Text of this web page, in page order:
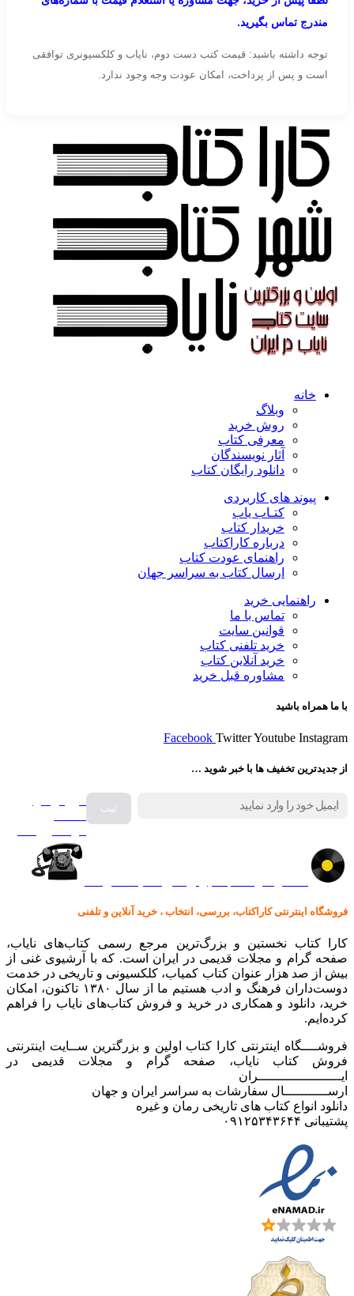
مندرج تماس بگیرید.
توجه داشته باشید: قیمت کتب دست دوم، نایاب و کلکسیونری توافقی
است و پس از پرداخت، امکان عودت وجه وجود ندارد.
خانه
وبلاگ
روش خرید
معرفی کتاب
آثار نویسندگان
دانلود رایگان کتاب
پیوند های کاربردی
کتـاب یاب
خریدار کتاب
درباره کاراکتاب
راهنمای عودت کتاب
ارسال کتاب به سراسر جهان
راهنمایی خرید
تماس با ما
قوانین سایت
خرید تلفنی کتاب
خرید آنلاین کتاب
مشاوره قبل خرید
با ما همراه باشید
Facebook TwitterYoutube Instagram
از جدیدترین تخفیف ها با خبر شوید …
فروش انواع
فروشگاه اینترنتی کاراکتاب، بررسی، انتخاب ، خرید آنلاین و تلفنی
کارا کتاب نخستین و بزرگ‌ترین مرجع رسمی کتاب‌های نایاب،
صفحه گرام و مجلات قدیمی در ایران است. که با آرشیوی غنی از
بیش از صد هزار عنوان کتاب کمیاب، کلکسیونی و تاریخی در خدمت
دوست‌داران فرهنگ و ادب هستیم ما از سال ۱۳۸۰ تاکنون، امکان
خرید، دانلود و همکاری در خرید و فروش کتاب‌های نایاب را فراهم
کرده‌ایم.
فروشــــگاه اینترنتی کارا کتاب اولین و بزرگترین ســایت اینترنتی
فروش کتاب نایاب، صفحه گرام و مجلات قدیمی در
ایـــــــــــــــــــــران
ارســـــــــــال سفارشات به سراسر ایران و جهان
دانلود انواع کتاب های تاریخی رمان و غیره
پشتیبانی ۰۹۱۲۵۳۴۳۶۴۴